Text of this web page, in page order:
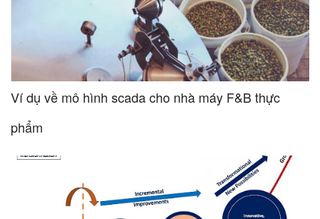
Ví dụ về mô hình scada cho nhà máy F&B thực
phẩm